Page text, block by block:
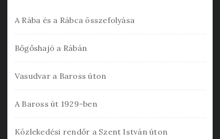
A Rába és a Rábca összefolyása
Bőgőshajó a Rábán
Vasudvar a Baross úton
A Baross út 1929-ben
Közlekedési rendőr a Szent István úton